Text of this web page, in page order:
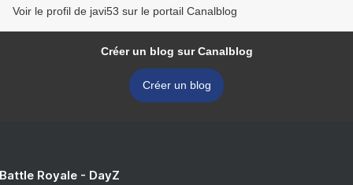
Voir le profil de javi53 sur le portail Canalblog
Créer un blog sur Canalblog
Créer un blog
Royale - DayZ